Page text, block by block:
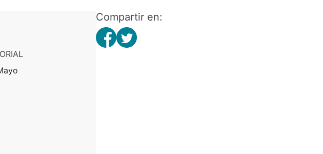
Compartir en: